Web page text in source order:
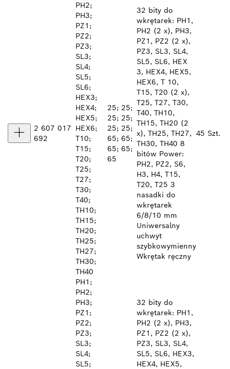
2 607 017
692
PH2;
PH3;
PZ1;
PZ2;
PZ3;
SL3;
SL4;
SL5;
SL6;
HEX3;
HEX4;
HEX5;
HEX6;
T10;
T15;
T20;
T25;
T27;
T30;
T40;
TH10;
TH15;
TH20;
TH25;
TH27;
TH30;
TH40
25; 25;
25; 25;
25; 25;
65; 65;
65; 65;
65
32 bity do
wkrętarek: PH1,
PH2 (2 x), PH3,
PZ1, PZ2 (2 x),
PZ3, SL3, SL4,
SL5, SL6, HEX
3, HEX4, HEX5,
HEX6, T 10,
T15, T20 (2 x),
T25, T27, T30,
T40, TH10,
TH15, TH20 (2
x), TH25, TH27,
TH30, TH40 8
bitów Power:
PH2, PZ2, S6,
H3, H4, T15,
T20, T25 3
nasadki do
wkrętarek
6/8/10 mm
Uniwersalny
uchwyt
szybkowymienny
Wkrętak ręczny
45 Szt.
PH1;
PH2;
PH3;
PZ1;
PZ2;
PZ3;
SL3;
SL4;
SL5;
32 bity do
wkrętarek: PH1,
PH2 (2 x), PH3,
PZ1, PZ2 (2 x),
PZ3, SL3, SL4,
SL5, SL6, HEX3,
HEX4, HEX5,